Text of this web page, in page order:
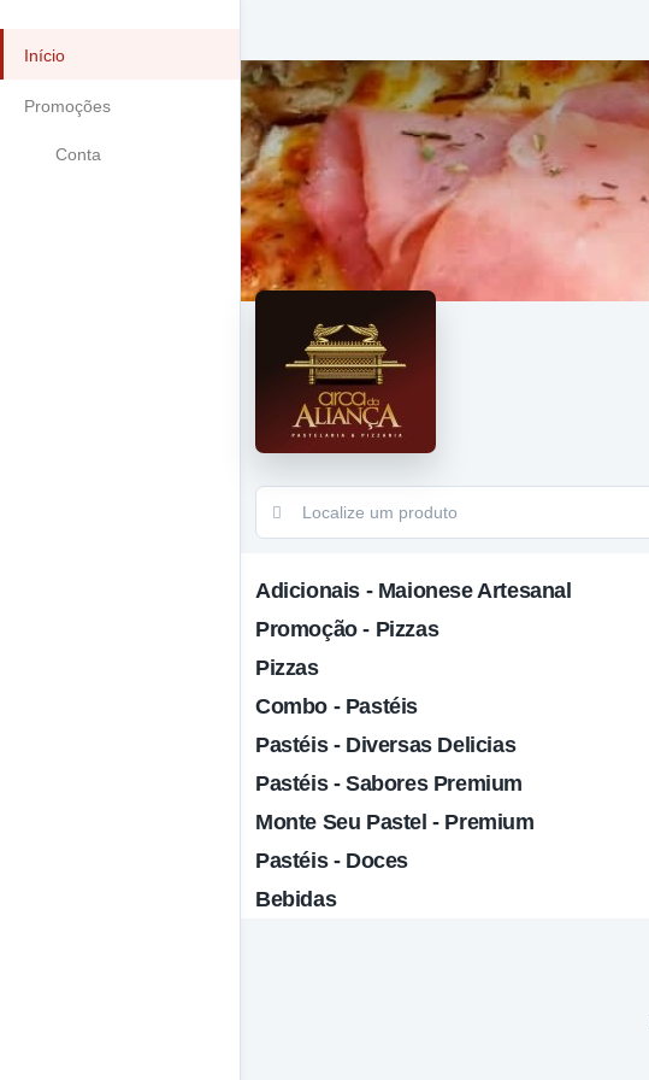
Adicionais - Maionese Artesanal
Promoção - Pizzas
Pizzas
Combo - Pastéis
Pastéis - Diversas Delicias
Pastéis - Sabores Premium
Monte Seu Pastel - Premium
Pastéis - Doces
Bebidas
Início
Promoções
Conta